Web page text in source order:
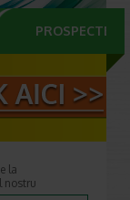
PROSPECTE
la
nostru